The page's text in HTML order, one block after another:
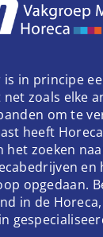
in principe
zoals elke
om te
heeft
het zoeken
en
opgedaan.
in de